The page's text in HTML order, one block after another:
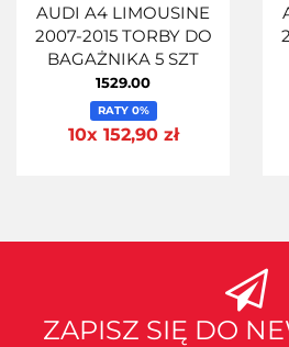
AUDI A4 LIMOUSINE
2007-2015 TORBY DO
BAGAŻNIKA 5 SZT
1529.00
RATY 0%
10x 152,90 zł
ZAPISZ SIĘ DO